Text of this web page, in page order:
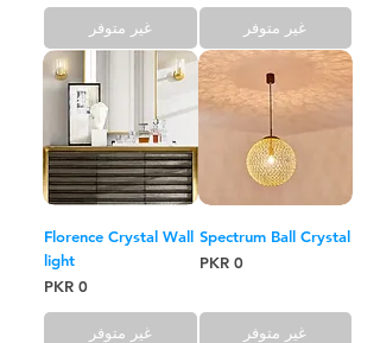
غير متوفر غير متوفر
Spectrum Ball Crystal
السعر‏0 PKR
غير متوفر
Florence Crystal Wall
light
السعر
غير متوفر